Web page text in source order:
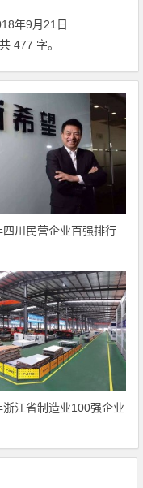
年9月21日
477 字。
四川民营企业百强排行
江省制造业100强企业